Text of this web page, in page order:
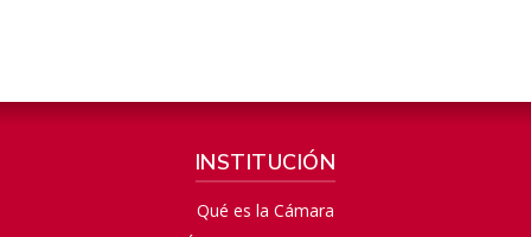
INSTITUCIÓN
Qué es la Cámara